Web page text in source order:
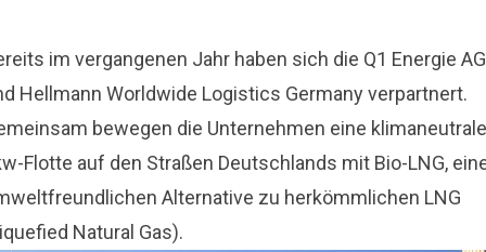
im vergangenen Jahr haben sich die Q1 Energie AG
Hellmann Worldwide Logistics Germany verpartnert.
bewegen die Unternehmen eine klimaneutrale
Flotte auf den Straßen Deutschlands mit Bio-LNG,
Alternative zu herkömmlichen LNG
Natural Gas).